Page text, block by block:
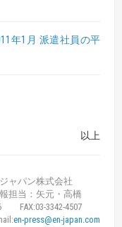
年1月 派遣社員の平
以上
ジャパン株式会社
担当：矢元・高橋
FAX:03-3342-4507
en-press@en-japan.com